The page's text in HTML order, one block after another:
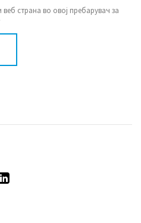
страна во овој пребарувач за